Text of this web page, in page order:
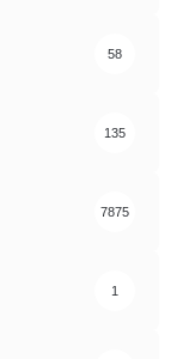
58
135
7875
1